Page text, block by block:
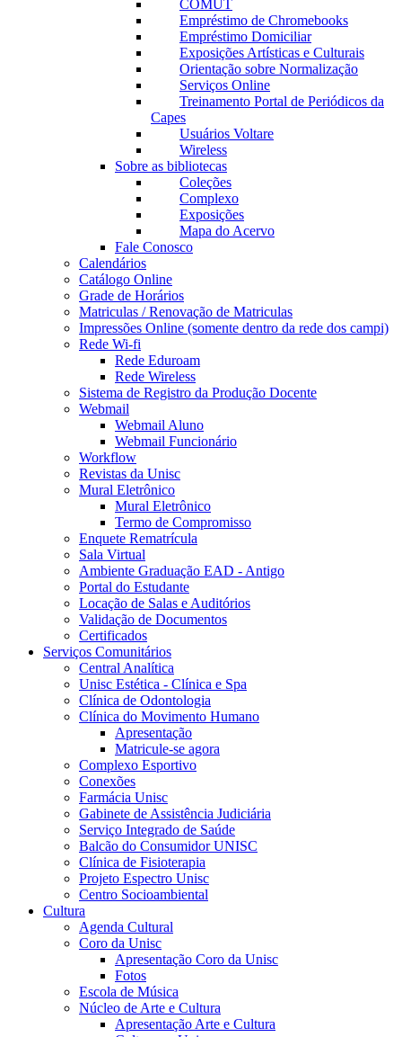
COMUT
Empréstimo de Chromebooks
Empréstimo Domiciliar
Exposições Artísticas e Culturais
Orientação sobre Normalização
Serviços Online
Treinamento Portal de Periódicos da
Capes
Usuários Voltare
Wireless
Sobre as bibliotecas
Coleções
Complexo
Exposições
Mapa do Acervo
Fale Conosco
Calendários
Catálogo Online
Grade de Horários
Matriculas / Renovação de Matriculas
Impressões Online (somente dentro da rede dos campi)
Rede Wi-fi
Rede Eduroam
Rede Wireless
Sistema de Registro da Produção Docente
Webmail
Webmail Aluno
Webmail Funcionário
Workflow
Revistas da Unisc
Mural Eletrônico
Mural Eletrônico
Termo de Compromisso
Enquete Rematrícula
Sala Virtual
Ambiente Graduação EAD - Antigo
Portal do Estudante
Locação de Salas e Auditórios
Validação de Documentos
Certificados
Serviços Comunitários
Central Analítica
Unisc Estética - Clínica e Spa
Clínica de Odontologia
Clínica do Movimento Humano
Apresentação
Matricule-se agora
Complexo Esportivo
Conexões
Farmácia Unisc
Gabinete de Assistência Judiciária
Serviço Integrado de Saúde
Balcão do Consumidor UNISC
Clínica de Fisioterapia
Projeto Espectro Unisc
Centro Socioambiental
Cultura
Agenda Cultural
Coro da Unisc
Apresentação Coro da Unisc
Fotos
Escola de Música
Núcleo de Arte e Cultura
Apresentação Arte e Cultura